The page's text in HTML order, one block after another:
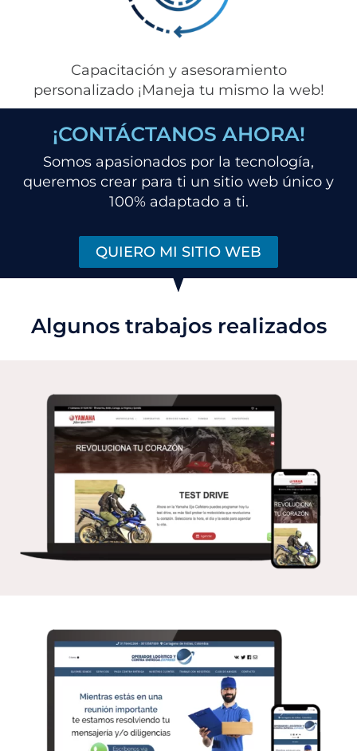
Capacitación y asesoramiento
personalizado ¡Maneja tu mismo la web!
¡CONTÁCTANOS AHORA!
Somos apasionados por la tecnología,
queremos crear para ti un sitio web único y
100% adaptado a ti.
QUIERO MI SITIO WEB
Algunos trabajos realizados